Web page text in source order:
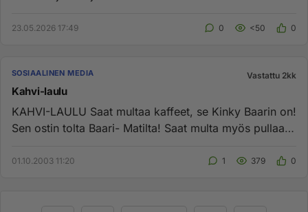
23.05.2026 17:49 0 <50 0
SOSIAALINEN MEDIA Vastattu 2kk
Kahvi-laulu
KAHVI-LAULU Saat multaa kaffeet, se Kinky Baarin on!
Sen ostin tolta Baari- Matilta! Saat multa myös pullaa,
01.10.2003 11:20 1 379 0